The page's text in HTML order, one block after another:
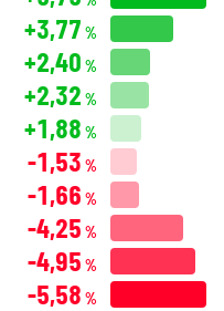
+3,77 %
+2,40 %
+2,32 %
+1,88 %
-1,53 %
-1,66 %
-4,25 %
-4,95 %
-5,58 %